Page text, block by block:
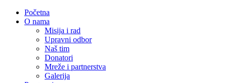
Početna
O nama
Misija i rad
Upravni odbor
Naš tim
Donatori
Mreže i partnerstva
Galerija